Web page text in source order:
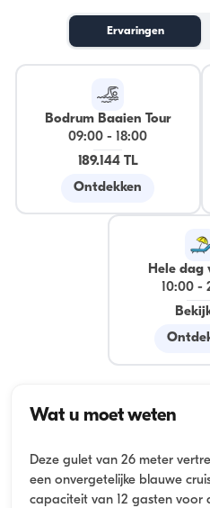
Ervaringen
Bodrum Baaien Tour
09:00 -
18:00
189.144 TL
Ontdekken
Hele dag
10:00-
Wat u moet weten
Deze gulet van 26 meter
een onvergetelijke blauwe
capaciteit van 12 gasten voor